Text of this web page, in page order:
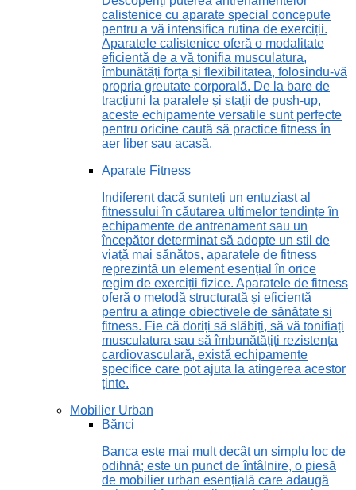
calistenice cu aparate special concepute
pentru a vă intensifica rutina de exerciții.
Aparatele calistenice oferă o modalitate
eficientă de a vă tonifia musculatura,
îmbunătăți forța și flexibilitatea, folosindu-vă
propria greutate corporală. De la bare de
tracțiuni la paralele și stații de push-up,
aceste echipamente versatile sunt perfecte
pentru oricine caută să practice fitness în
aer liber sau acasă.
Aparate Fitness
Indiferent dacă sunteți un entuziast al
fitnessului în căutarea ultimelor tendințe în
echipamente de antrenament sau un
începător determinat să adopte un stil de
viață mai sănătos, aparatele de fitness
reprezintă un element esențial în orice
regim de exerciții fizice. Aparatele de fitness
oferă o metodă structurată și eficientă
pentru a atinge obiectivele de sănătate și
fitness. Fie că doriți să slăbiți, să vă tonifiați
musculatura sau să îmbunătățiți rezistența
cardiovasculară, există echipamente
specifice care pot ajuta la atingerea acestor
ținte.
Mobilier Urban
Bănci
Banca este mai mult decât un simplu loc de
odihnă; este un punct de întâlnire, o piesă
de mobilier urban esențială care adaugă